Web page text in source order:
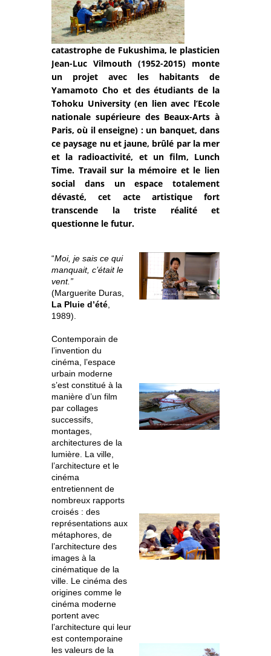
catastrophe de Fukushima, le plasticien
Jean-Luc Vilmouth (1952-2015) monte
un projet avec les habitants de
Yamamoto Cho et des étudiants de la
Tohoku University (en lien avec l’Ecole
nationale supérieure des Beaux-Arts à
Paris, où il enseigne) : un banquet, dans
ce paysage nu et jaune, brûlé par la mer
et la radioactivité, et un film, Lunch
Time. Travail sur la mémoire et le lien
social dans un espace totalement
dévasté, cet acte artistique fort
transcende la triste réalité et
questionne le futur.
“Moi, je sais ce qui
manquait, c’était le
vent.”
(Marguerite Duras,
La Pluie d’été,
1989).
Contemporain de
l’invention du
cinéma, l’espace
urbain moderne
s’est constitué à la
manière d’un film
par collages
successifs,
montages,
architectures de la
lumière. La ville,
l’architecture et le
cinéma
entretiennent de
nombreux rapports
croisés : des
représentations aux
métaphores, de
l’architecture des
images à la
cinématique de la
ville. Le cinéma des
origines comme le
cinéma moderne
portent avec
l’architecture qui leur
est contemporaine
les valeurs de la